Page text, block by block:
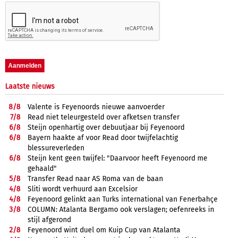
Laatste nieuws
8/8
Valente is Feyenoords nieuwe aanvoerder
7/8
Read niet teleurgesteld over afketsen transfer
6/8
Steijn openhartig over debuutjaar bij Feyenoord
6/8
Bayern haakte af voor Read door twijfelachtig
blessureverleden
6/8
Steijn kent geen twijfel: "Daarvoor heeft Feyenoord me
gehaald"
5/8
Transfer Read naar AS Roma van de baan
4/8
Sliti wordt verhuurd aan Excelsior
4/8
Feyenoord gelinkt aan Turks international van Fenerbahçe
3/8
COLUMN: Atalanta Bergamo ook verslagen; oefenreeks in
stijl afgerond
2/8
Feyenoord wint duel om Kuip Cup van Atalanta